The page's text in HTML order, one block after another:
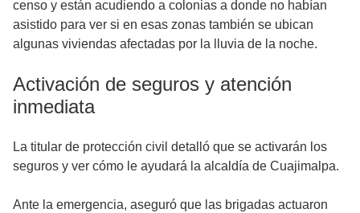
censo y están acudiendo a colonias a donde no habían
asistido para ver si en esas zonas también se ubican
algunas viviendas afectadas por la lluvia de la noche.
Activación de seguros y atención
inmediata
La titular de protección civil detalló que se activarán los
seguros y ver cómo le ayudará la alcaldía de Cuajimalpa.
Ante la emergencia, aseguró que las brigadas actuaron